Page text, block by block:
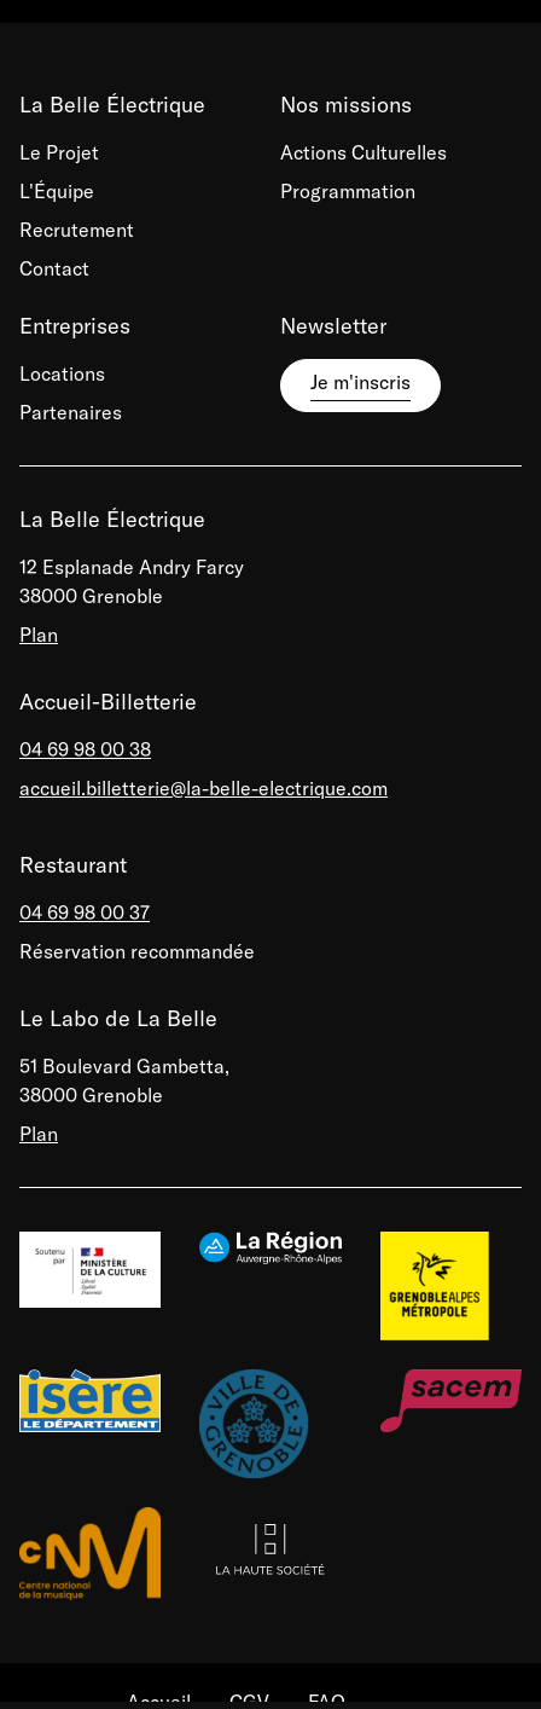
La Belle Électrique
Le Projet
L'Équipe
Recrutement
Contact
Nos missions
Actions Culturelles
Programmation
Entreprises
Locations
Partenaires
Newsletter
Je m'inscris
La Belle Électrique
12 Esplanade Andry Farcy
38000 Grenoble
Plan
Accueil-Billetterie
04 69 98 00 38
accueil.billetterie@la-belle-electrique.com
Restaurant
04 69 98 00 37
Réservation recommandée
Le Labo de La Belle
51 Boulevard Gambetta,
38000 Grenoble
Plan
Accueil CGV FAQ